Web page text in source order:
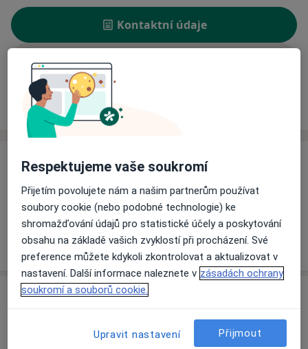
Kontaktní údaje
Rezervovat termín
Ceník Adresy
Ceník
Informace o službách a cenách nejsou k dispozici
Tento specialista ještě nepřidával žádné informace o
svých službách.
Adresa
Praktický lékař pro dospělé
Respektujeme vaše soukromí
Přijetím povolujete nám a našim partnerům používat
soubory cookie (nebo podobné technologie) ke
shromažďování údajů pro statistické účely a poskytování
obsahu na základě vašich zvyklostí při procházení. Své
preference můžete kdykoli zkontrolovat a aktualizovat v
nastavení. Další informace naleznete v zásadách ochrany
soukromí a souborů cookie.
Upravit nastavení Přijmout